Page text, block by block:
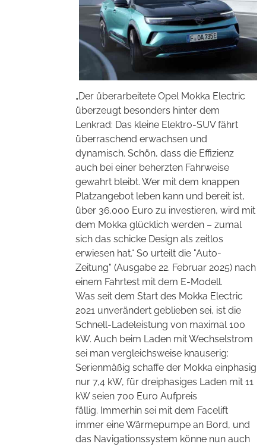
„Der überarbeitete Opel Mokka Electric
überzeugt besonders hinter dem
Lenkrad: Das kleine Elektro-SUV fährt
überraschend erwachsen und
dynamisch. Schön, dass die Effizienz
auch bei einer beherzten Fahrweise
gewahrt bleibt. Wer mit dem knappen
Platzangebot leben kann und bereit ist,
über 36.000 Euro zu investieren, wird mit
dem Mokka glücklich werden – zumal
sich das schicke Design als zeitlos
erwiesen hat.“ So urteilt die "Auto-
Zeitung" (Ausgabe 22. Februar 2025) nach
einem Fahrtest mit dem E-Modell.
Was seit dem Start des Mokka Electric
2021 unverändert geblieben sei, ist die
Schnell-Ladeleistung von maximal 100
kW. Auch beim Laden mit Wechselstrom
sei man vergleichsweise knauserig:
Serienmäßig schaffe der Mokka einphasig
nur 7,4 kW, für dreiphasiges Laden mit 11
kW seien 700 Euro Aufpreis
fällig. Immerhin sei mit dem Facelift
immer eine Wärmepumpe an Bord, und
das Navigationssystem könne nun auch